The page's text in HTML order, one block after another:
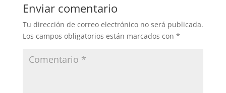
Enviar comentario
Tu dirección de correo electrónico no será publicada.
Los campos obligatorios están marcados con *